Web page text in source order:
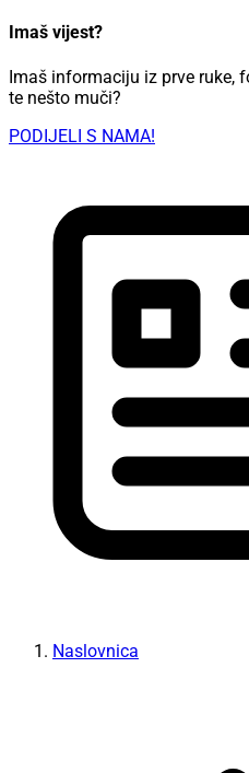
Imaš vijest?
Imaš informaciju iz prve ruke,
te nešto muči?
PODIJELI S NAMA!
Naslovnica